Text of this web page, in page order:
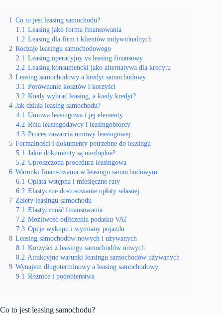
1 Co to jest leasing samochodu?
1.1 Leasing jako forma finansowania
1.2 Leasing dla firm i klientów indywidualnych
2 Rodzaje leasingu samochodowego
2.1 Leasing operacyjny vs leasing finansowy
2.2 Leasing konsumencki jako alternatywa dla kredytu
3 Leasing samochodowy a kredyt samochodowy
3.1 Porównanie kosztów i korzyści
3.2 Kiedy wybrać leasing, a kiedy kredyt?
4 Jak działa leasing samochodu?
4.1 Umowa leasingowa i jej elementy
4.2 Rola leasingodawcy i leasingobiorcy
4.3 Proces zawarcia umowy leasingowej
5 Formalności i dokumenty potrzebne do leasingu
5.1 Jakie dokumenty są niezbędne?
5.2 Uproszczona procedura leasingowa
6 Warunki finansowania w leasingu samochodowym
6.1 Opłata wstępna i miesięczne raty
6.2 Elastyczne dostosowanie opłaty własnej
7 Zalety leasingu samochodu
7.1 Elastyczność finansowania
7.2 Możliwość odliczenia podatku VAT
7.3 Opcje wykupu i wymiany pojazdu
8 Leasing samochodów nowych i używanych
8.1 Korzyści z leasingu samochodów nowych
8.2 Atrakcyjne warunki leasingu samochodów używanych
9 Wynajem długoterminowy a leasing samochodowy
9.1 Różnice i podobieństwa
Co to jest leasing samochodu?